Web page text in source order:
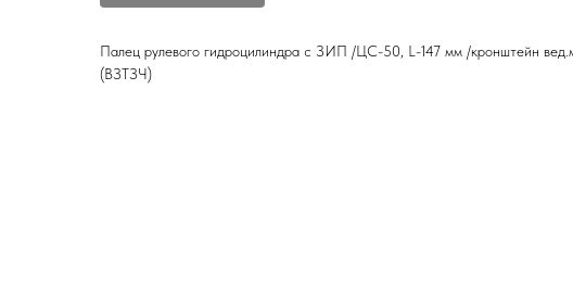
Палец рулевого гидроцилиндра с ЗИП /ЦС-50, L-147 мм /кронштейн
(ВЗТЗЧ)